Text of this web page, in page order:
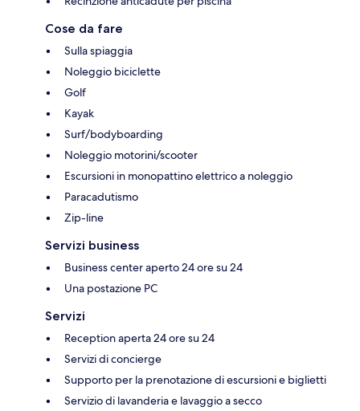
Cose da fare
Sulla spiaggia
Noleggio biciclette
Golf
Kayak
Surf/bodyboarding
Noleggio motorini/scooter
Escursioni in monopattino elettrico a noleggio
Paracadutismo
Zip-line
Servizi business
Business center aperto 24 ore su 24
Una postazione PC
Servizi
Reception aperta 24 ore su 24
Servizi di concierge
Supporto per la prenotazione di escursioni e biglietti
Servizio di lavanderia e lavaggio a secco